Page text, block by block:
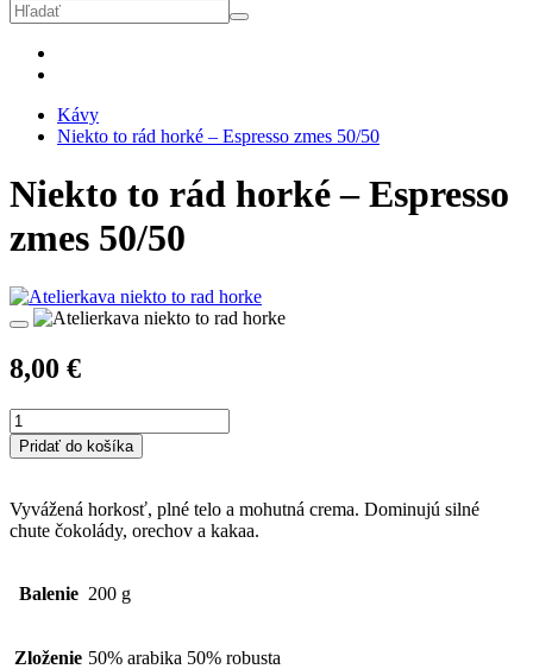
Kávy
Niekto to rád horké – Espresso zmes 50/50
Niekto to rád horké – Espresso
zmes 50/50
8,00 €
množstvo
Niekto
to
horké
–
50/50
Pridať do košíka
Vyvážená horkosť, plné telo a mohutná crema. Dominujú silné
chute čokolády, orechov a kakaa.
Balenie 200 g
Zloženie 50% arabika 50% robusta